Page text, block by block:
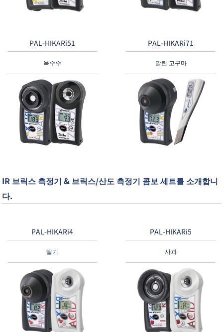
PAL-HIKARi51
옥수수
PAL-HIKARi71
말린 고구마
IR 브릭스 측정기 & 브릭스/산도 측정기 콤보 세트를 소개합니
다.
PAL-HIKARi4
딸기
PAL-HIKARi5
사과